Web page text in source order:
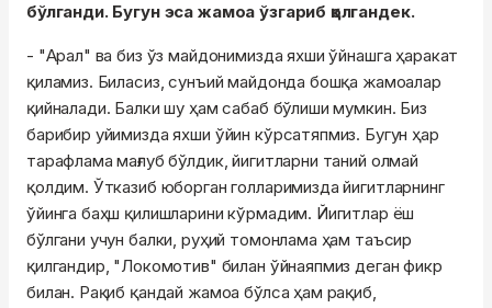
бўлганди. Бугун эса жамоа ўзгариб қолгандек.
- "Арал" ва биз ўз майдонимизда яхши ўйнашга ҳаракат
қиламиз. Биласиз, сунъий майдонда бошқа жамоалар
қийналади. Балки шу ҳам сабаб бўлиши мумкин. Биз
барибир уйимизда яхши ўйин кўрсатяпмиз. Бугун ҳар
тарафлама мағлуб бўлдик, йигитларни таний олмай
қолдим. Ўтказиб юборган голларимизда йигитларнинг
ўйинга баҳш қилишларини кўрмадим. Йигитлар ёш
бўлгани учун балки, руҳий томонлама ҳам таъсир
қилгандир, "Локомотив" билан ўйнаяпмиз деган фикр
билан. Рақиб қандай жамоа бўлса ҳам рақиб,